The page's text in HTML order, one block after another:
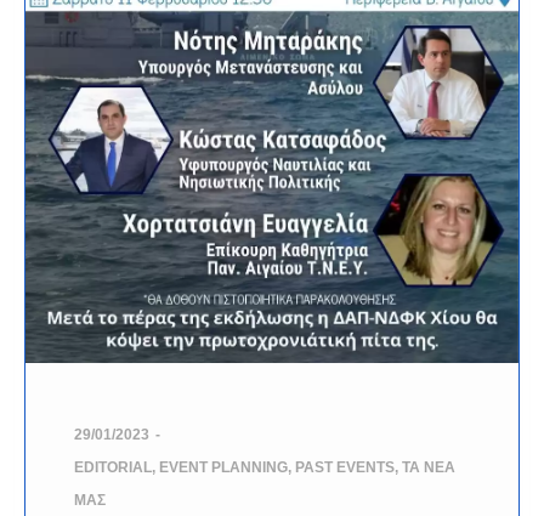
29/01/2023 -
EDITORIAL, EVENT PLANNING, PAST EVENTS, ΤΑ ΝΈΑ
ΜΑΣ